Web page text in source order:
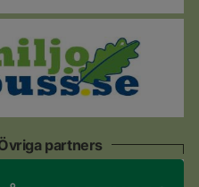
partners